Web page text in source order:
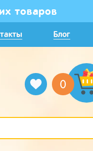
товаров
Блог
0